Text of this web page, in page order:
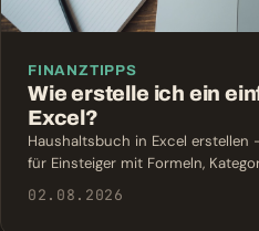
FINANZTIPPS
Wie erstelle ich ein
Excel?
Haushaltsbuch in Excel
für Einsteiger mit Formeln,
02.08.2026